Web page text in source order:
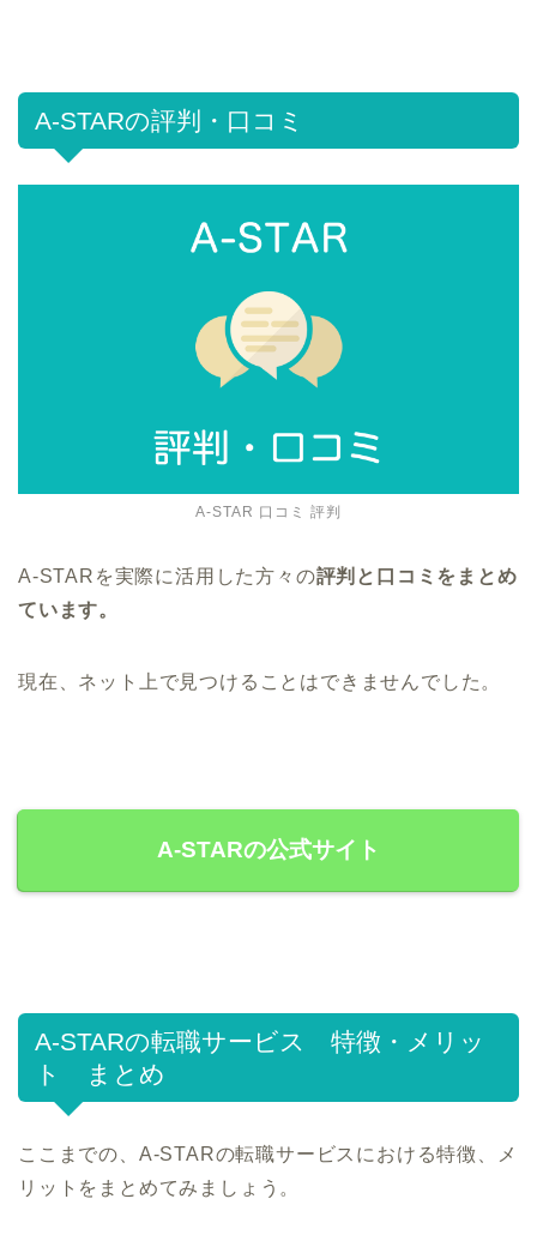
A-STARの評判・口コミ
A-STAR 口コミ 評判
A-STARを実際に活用した方々の評判と口コミをまとめ
ています。
現在、ネット上で見つけることはできませんでした。
A-STARの公式サイト
A-STARの転職サービス 特徴・メリッ
ト まとめ
ここまでの、A-STARの転職サービスにおける特徴、メ
リットをまとめてみましょう。